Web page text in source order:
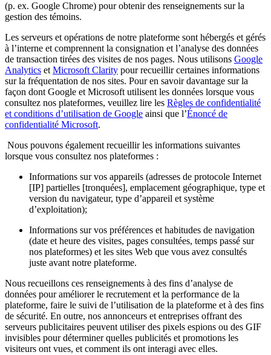
(p. ex. Google Chrome) pour obtenir des renseignements sur la
gestion des témoins.
Les serveurs et opérations de notre plateforme sont hébergés et gérés
à l’interne et comprennent la consignation et l’analyse des données
de transaction tirées des visites de nos pages. Nous utilisons Google
Analytics et Microsoft Clarity pour recueillir certaines informations
sur la fréquentation de nos sites. Pour en savoir davantage sur la
façon dont Google et Microsoft utilisent les données lorsque vous
consultez nos plateformes, veuillez lire les Règles de confidentialité
et conditions d’utilisation de Google ainsi que l’Énoncé de
confidentialité Microsoft.
Nous pouvons également recueillir les informations suivantes
lorsque vous consultez nos plateformes :
Informations sur vos appareils (adresses de protocole Internet
[IP] partielles [tronquées], emplacement géographique, type et
version du navigateur, type d’appareil et système
d’exploitation);
Informations sur vos préférences et habitudes de navigation
(date et heure des visites, pages consultées, temps passé sur
nos plateformes) et les sites Web que vous avez consultés
juste avant notre plateforme.
Nous recueillons ces renseignements à des fins d’analyse de
données pour améliorer le recrutement et la performance de la
plateforme, faire le suivi de l’utilisation de la plateforme et à des fins
de sécurité. En outre, nos annonceurs et entreprises offrant des
serveurs publicitaires peuvent utiliser des pixels espions ou des GIF
invisibles pour déterminer quelles publicités et promotions les
visiteurs ont vues, et comment ils ont interagi avec elles.